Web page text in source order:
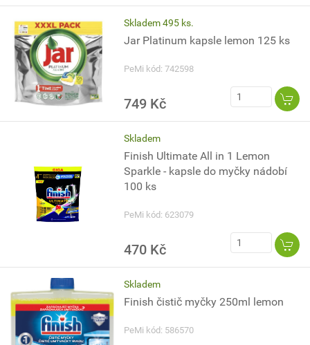
Skladem 495 ks.
Jar Platinum kapsle lemon 125 ks
PeMi kód: 742598
749 Kč
Skladem
Finish Ultimate All in 1 Lemon
Sparkle - kapsle do myčky nádobí
100 ks
PeMi kód: 623079
470 Kč
Skladem
Finish čistič myčky 250ml lemon
PeMi kód: 586570